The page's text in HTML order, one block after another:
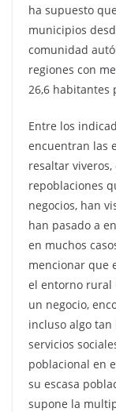
ha supuesto
municipios
comunidad
regiones con
26,6 habitantes
Entre los
encuentran las
resaltar
repoblaciones
negocios, han
han pasado a
en muchos
mencionar que
el entorno rural
un negocio,
incluso algo
servicios
poblacional en
su escasa
supone la